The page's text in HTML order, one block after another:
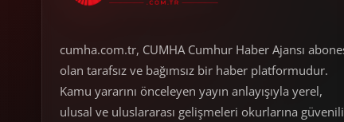
cumha.com.tr, CUMHA Cumhur Haber Ajansı
olan tarafsız ve bağımsız bir haber platformudur.
Kamu yararını önceleyen yayın anlayışıyla yerel,
ulusal ve uluslararası gelişmeleri okurlarına